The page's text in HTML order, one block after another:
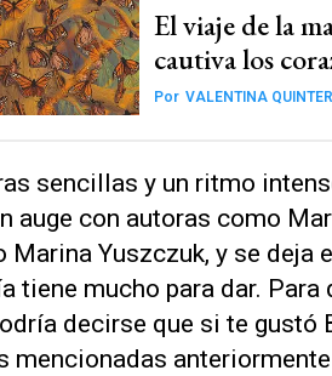
El viaje de la
cautiva los
Por VALENTINA
sencillas y un ritmo
auge con autoras como
Marina Yuszczuk, y se deja
tiene mucho para dar.
decirse que si te gustó
mencionadas